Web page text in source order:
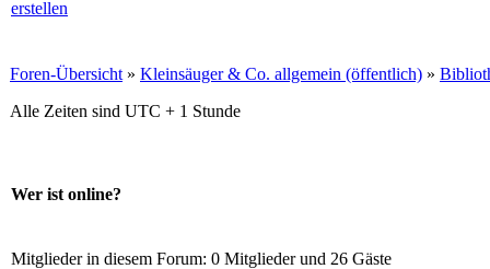
Foren-Übersicht » Kleinsäuger & Co. allgemein (öffentlich) »
Alle Zeiten sind UTC + 1 Stunde
Wer ist online?
Mitglieder in diesem Forum: 0 Mitglieder und 26 Gäste